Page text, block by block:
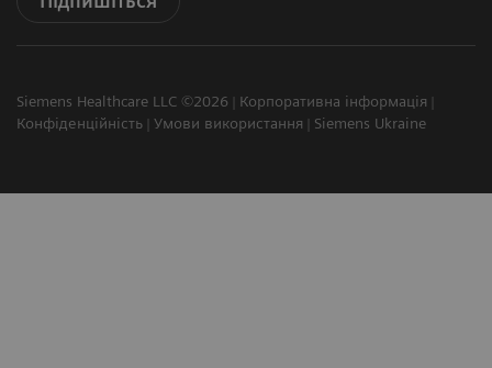
Siemens Healthcare LLC ©2026
Корпоративна інформація
Конфіденційність
Умови використання Siemens Ukraine